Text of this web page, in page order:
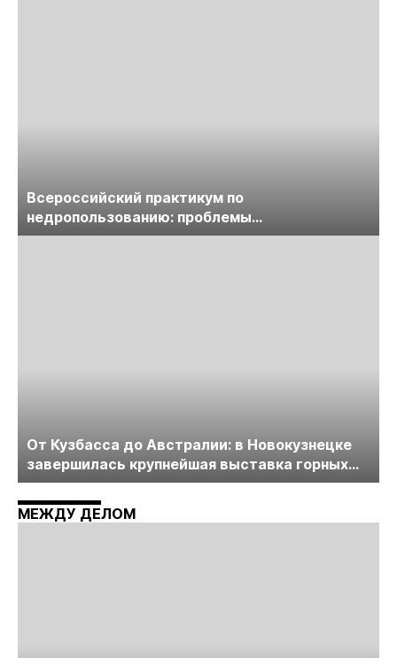
Всероссийский практикум по
недропользованию: проблемы
лицензирования, цифровизации, экспертизы
От Кузбасса до Австралии: в Новокузнецке
завершилась крупнейшая выставка горных
технологий «Недра России. Уголь России и
Майнинг»
МЕЖДУ ДЕЛОМ